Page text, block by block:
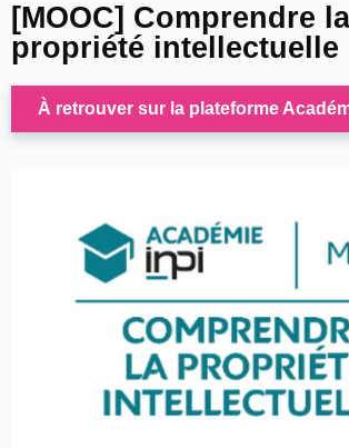
[MOOC] Comprendre la
propriété intellectuelle
À retrouver sur la plateforme